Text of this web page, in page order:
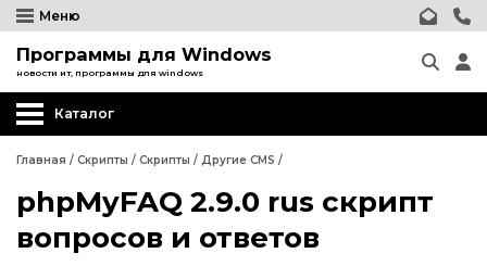
Меню
Программы для Windows
новости ит, программы для windows
Каталог
Главная / Скрипты / Скрипты / Другие CMS /
phpMyFAQ 2.9.0 rus скрипт
вопросов и ответов
Wordpress
Joomla